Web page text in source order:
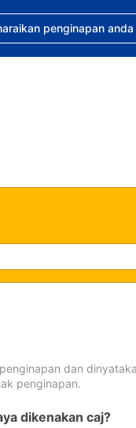
wang semasa anda
Bahasa semasa
bantuan bagi
penginapan anda
dan
penginapan.
dikenakan caj?